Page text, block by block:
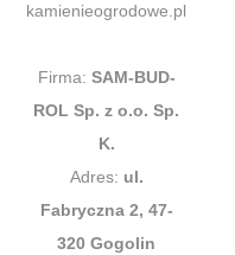
kamienieogrodowe.pl
Firma: SAM-BUD-
ROL Sp. z o.o. Sp.
K.
Adres: ul.
Fabryczna 2, 47-
320 Gogolin